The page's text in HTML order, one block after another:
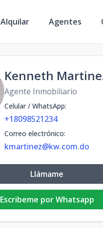
Alquilar Agentes
Kenneth
Agente Inmobiliario
Celular / WhatsApp:
+18098521234
Correo electrónico:
kmartinez@kw.com.do
Llámame
Escribeme por Whatsapp